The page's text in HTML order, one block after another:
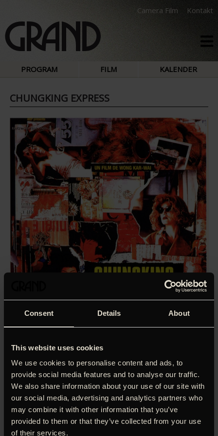
Consent Details About
This website uses cookies
We use cookies to personalise content and ads, to
provide social media features and to analyse our traffic.
We also share information about your use of our site with
our social media, advertising and analytics partners who
may combine it with other information that you’ve
provided to them or that they’ve collected from your use
of their services.
Camera Film Kontakt
PROGRAM FILM KALENDER
CHUNGKING EXPRESS
‘Man forstår, hvorfor Quentin Tarantino faldt pladask for
filmen.’Rasmus Brendstrup, Filmmagasinet Ekko (6
stjerner)
Instruktøren Wong Kar-wai slog igennem med denne